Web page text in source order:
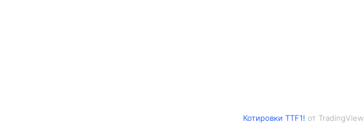
Котировки TTF1! от TradingView